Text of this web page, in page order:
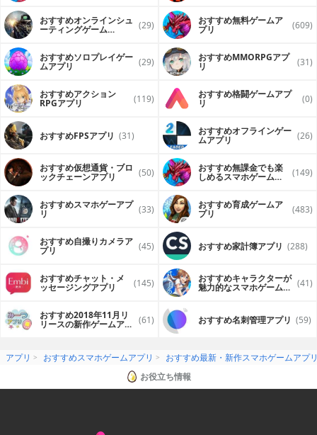
おすすめオンラインシュ
ーティングゲーム (29) おすすめ無料ゲームア
プリ (609)
おすすめソロプレイゲー
ムアプリ (29) おすすめ MMORPGアプ
リ (31)
おすすめアクション
RPGアプリ (119) おすすめ格闘ゲームアプ
リ (0)
おすすめFPSアプリ (31) おすすめオフラインゲー
ムアプリ (26)
おすすめ仮想通貨・ブロ
ックチェーンアプリ (50) おすすめ無課金でも楽
しめるスマホゲームア (149)
おすすめスマホゲーアプ
リ (33) おすすめ育成ゲームア
プリ (483)
おすすめ自撮りカメラア
プリ (45) おすすめ家計簿アプリ (288)
おすすめチャット・メ
ッセージングアプリ (145) おすすめキャラクターが
魅力的なスマホゲームア (41)
おすすめ2018年11月リ
リースの新作ゲームアプ (61) おすすめ名刺管理アプリ (59)
アプリ おすすめスマホゲームアプリ
おすすめ最新・新作スマホゲームアプ
お役立ち情報